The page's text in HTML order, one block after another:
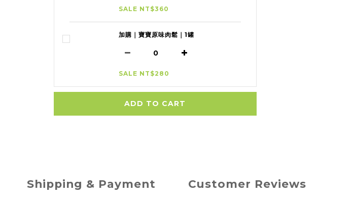
SALE NT$360
加購｜寶寶原味肉鬆｜1罐
SALE NT$280
ADD TO CART
Shipping & Payment Customer Reviews